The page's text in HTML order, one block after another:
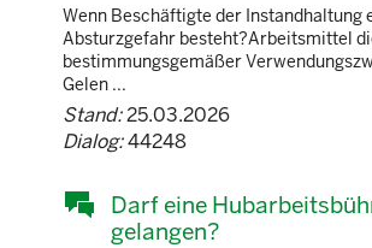
Wenn Beschäftigte der Instandhaltung
Absturzgefahr besteht?Arbeitsmittel
bestimmungsgemäßer
Gelen ...
Stand:25.03.2026
Dialog:44248
Darf eine
gelangen?